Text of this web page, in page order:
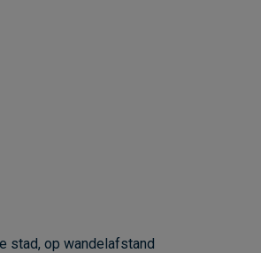
stad, op wandelafstand